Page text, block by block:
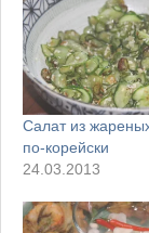
Салат из
по-корейски
24.03.2013